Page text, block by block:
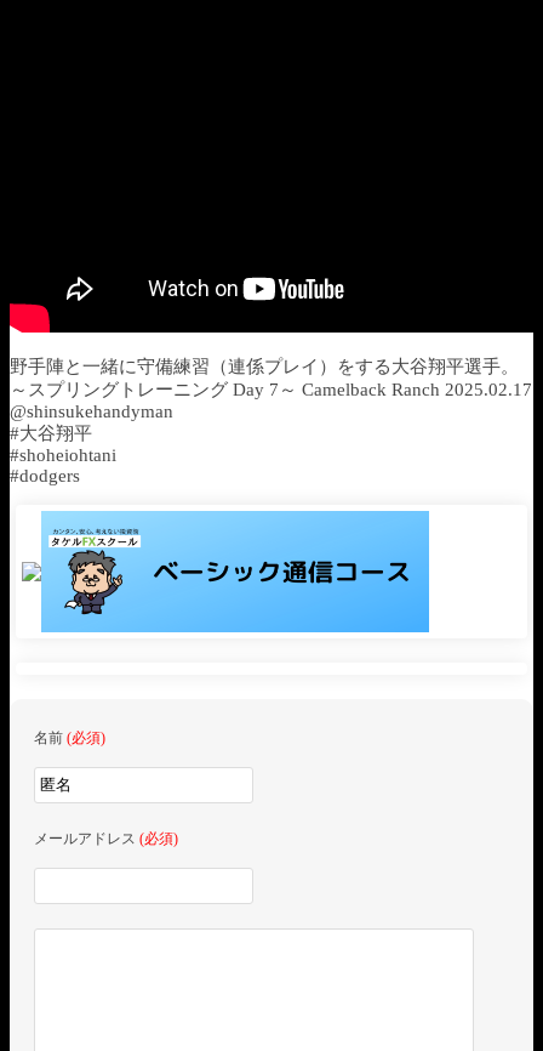
野手陣と一緒に守備練習（連係プレイ）をする大谷翔平選手。
～スプリングトレーニング Day 7～ Camelback Ranch 2025.02.17
@shinsukehandyman
#大谷翔平
#shoheiohtani
#dodgers
名前 (必須)
メールアドレス (必須)